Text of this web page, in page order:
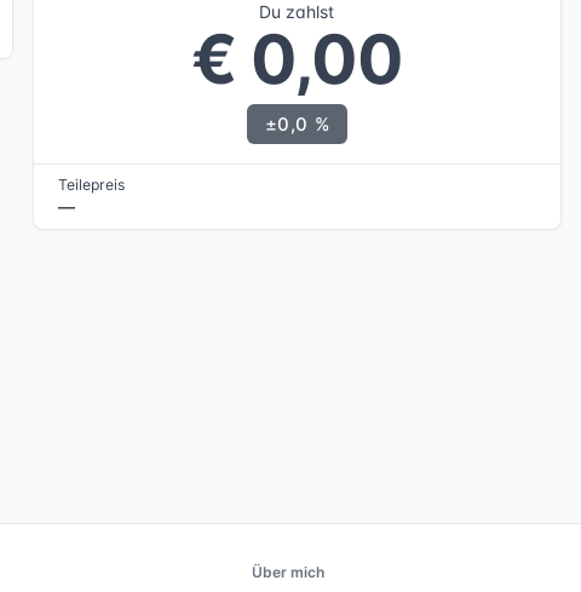
Du zahlst
€ 0,00
±0,0 %
Teilepreis
—
Über mich